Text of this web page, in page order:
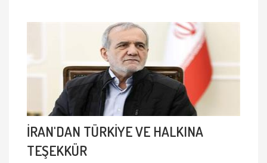
İRAN'DAN TÜRKİYE VE HALKINA
TEŞEKKÜR